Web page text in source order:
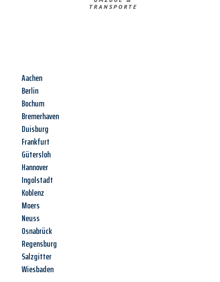
TRANSPORTE
Aachen
Berlin
Bochum
Bremerhaven
Duisburg
Frankfurt
Gütersloh
Hannover
Ingolstadt
Koblenz
Moers
Neuss
Osnabrück
Regensburg
Salzgitter
Wiesbaden